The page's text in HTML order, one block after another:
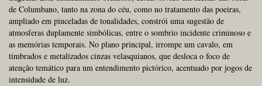
de Columbano, tanto na zona do céu, como no tratamento das poeiras,
ampliado em pinceladas de tonalidades, constrói uma sugestão de
atmosferas duplamente simbólicas, entre o sombrio incidente criminoso e
as memórias temporais. No plano principal, irrompe um cavalo, em
timbrados e metalizados cinzas velasquianos, que desloca o foco de
atenção temático para um entendimento pictórico, acentuado por jogos de
intensidade de luz.